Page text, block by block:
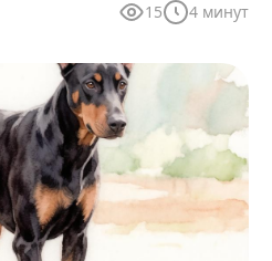
15 4 минут